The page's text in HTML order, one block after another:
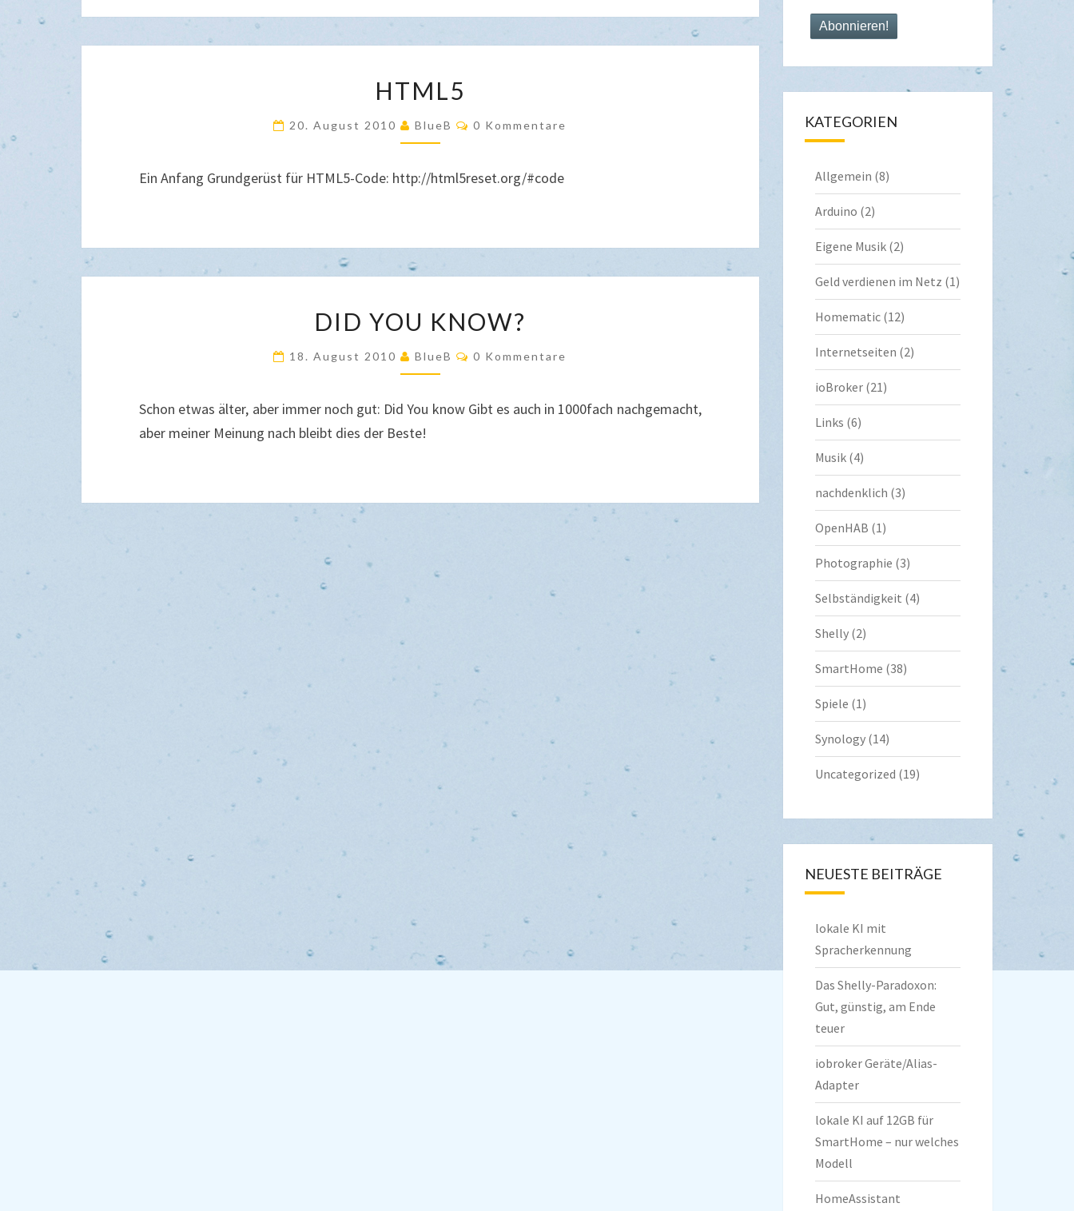
HTML5
20. August 2010 BlueB Kommentare
0 Kommentare
Ein Anfang Grundgerüst für HTML5-Code: http://html5reset.org/#code
YOU
KNOW?
DID YOU KNOW?
18. August 2010 BlueB Kommentare
0 Kommentare
Schon etwas älter, aber immer noch gut: Did You know Gibt es auch in 1000fach nachgemacht,
aber meiner Meinung nach bleibt dies der Beste!
KATEGORIEN
Allgemein (8)
Arduino (2)
Eigene Musik(2)
Geld verdienen im Netz (1)
Homematic(12)
Internetseiten (2)
ioBroker(21)
Links (6)
Musik(4)
nachdenklich (3)
OpenHAB (1)
Photographie (3)
Selbständigkeit (4)
Shelly(2)
SmartHome (38)
Spiele (1)
Synology(14)
Uncategorized (19)
NEUESTE BEITRÄGE
lokale KI mit
Spracherkennung
Das Shelly-Paradoxon:
Gut, günstig, am Ende
teuer
iobroker Geräte/Alias-
Adapter
lokale KI auf 12GB für
SmartHome – nur welches
Modell
HomeAssistant